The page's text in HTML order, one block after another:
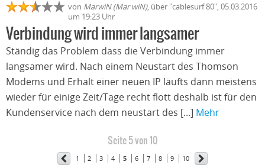
von MarwiN (Mar wiN), über "cablesurf 80", 05.03.2016
um 19:23 Uhr
Verbindung wird immer langsamer
Ständig das Problem dass die Verbindung immer
langsamer wird. Nach einem Neustart des Thomson
Modems und Erhalt einer neuen IP läufts dann meistens
wieder für einige Zeit/Tage recht flott deshalb ist für den
Kundenservice nach dem neustart des [...] Mehr
Seite 5 von 10
1 2 3 4 5 6 7 8 9 10